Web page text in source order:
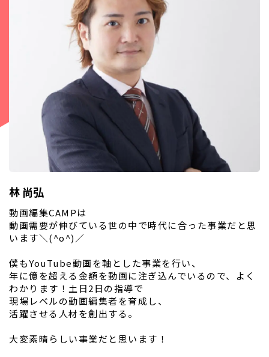
林 尚弘
動画編集CAMPは
動画需要が伸びている世の中で時代に合った事業だと思
います＼(^o^)／
僕もYouTube動画を軸とした事業を行い、
年に億を超える金額を動画に注ぎ込んでいるので、よく
わかります！土日2日の指導で
現場レベルの動画編集者を育成し、
活躍させる人材を創出する。
大変素晴らしい事業だと思います！